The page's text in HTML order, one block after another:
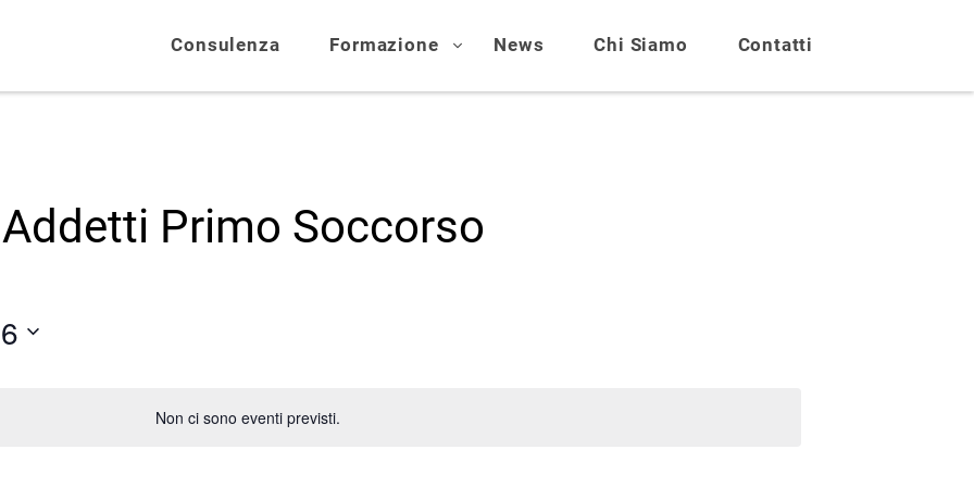
Consulenza Formazione News Chi Siamo Contatti
Addetti Primo Soccorso
Non ci sono eventi previsti.